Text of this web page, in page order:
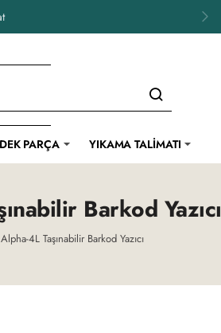
PARÇA YIKAMA TALIMATI
Barkod Yazıcı
4L Taşınabilir Barkod Yazıcı